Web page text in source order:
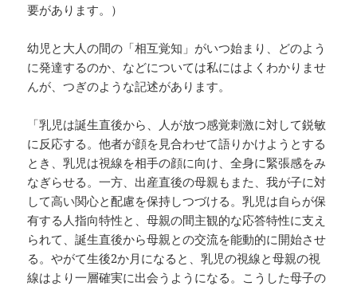
要があります。）
幼児と大人の間の「相互覚知」がいつ始まり、どのよう
に発達するのか、などについては私にはよくわかりませ
んが、つぎのような記述があります。
「乳児は誕生直後から、人が放つ感覚刺激に対して鋭敏
に反応する。他者が顔を見合わせて語りかけようとする
とき、乳児は視線を相手の顔に向け、全身に緊張感をみ
なぎらせる。一方、出産直後の母親もまた、我が子に対
して高い関心と配慮を保持しつづける。乳児は自らが保
有する人指向特性と、母親の間主観的な応答特性に支え
られて、誕生直後から母親との交流を能動的に開始させ
る。やがて生後2か月になると、乳児の視線と母親の視
線はより一層確実に出会うようになる。こうした母子の